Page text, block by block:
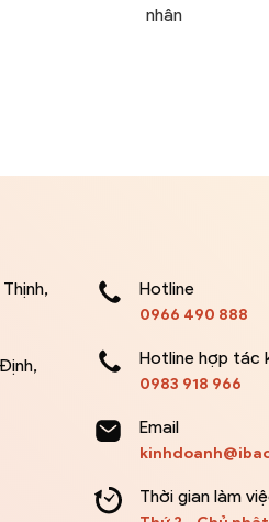
nhân
Hotline
0966 490 888
Hotline hợp tác
0983 918 966
Email
Thời gian làm